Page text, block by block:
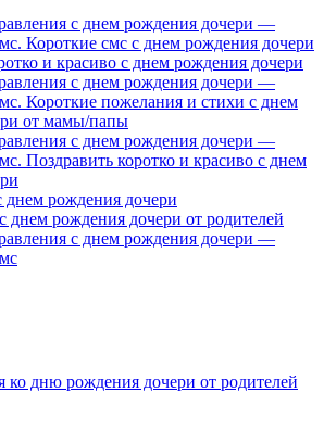
с днем рождения дочери —
Короткие смс с днем рождения дочери
и красиво с днем рождения дочери
с днем рождения дочери —
Короткие пожелания и стихи с днем
от мамы/папы
с днем рождения дочери —
Поздравить коротко и красиво с днем
днем рождения дочери
днем рождения дочери от родителей
с днем рождения дочери —
дню рождения дочери от родителей